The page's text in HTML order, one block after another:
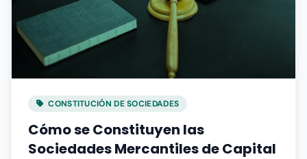
CONSTITUCIÓN DE SOCIEDADES
Cómo se Constituyen las
Sociedades Mercantiles de Capital